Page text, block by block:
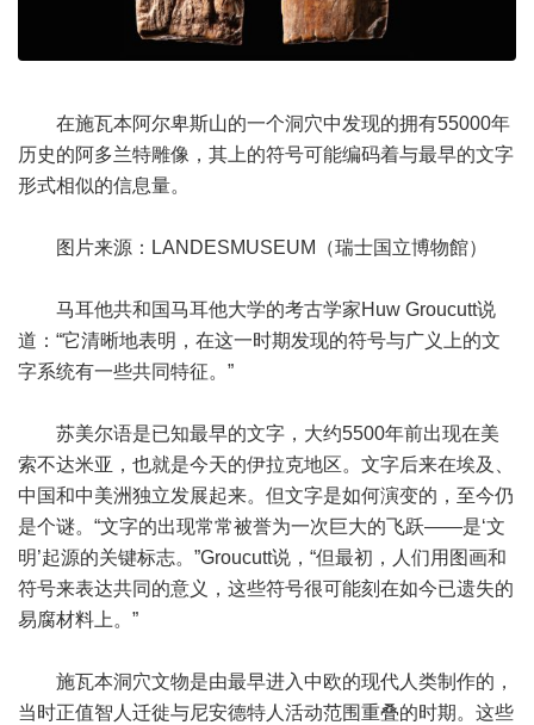
在施瓦本阿尔卑斯山的一个洞穴中发现的拥有55000年
历史的阿多兰特雕像，其上的符号可能编码着与最早的文字
形式相似的信息量。
图片来源：LANDESMUSEUM（瑞士国立博物館）
马耳他共和国马耳他大学的考古学家Huw Groucutt说
道：“它清晰地表明，在这一时期发现的符号与广义上的文
字系统有一些共同特征。”
苏美尔语是已知最早的文字，大约5500年前出现在美
索不达米亚，也就是今天的伊拉克地区。文字后来在埃及、
中国和中美洲独立发展起来。但文字是如何演变的，至今仍
是个谜。“文字的出现常常被誉为一次巨大的飞跃——是‘文
明’起源的关键标志。”Groucutt说，“但最初，人们用图画和
符号来表达共同的意义，这些符号很可能刻在如今已遗失的
易腐材料上。”
施瓦本洞穴文物是由最早进入中欧的现代人类制作的，
当时正值智人迁徙与尼安德特人活动范围重叠的时期。这些